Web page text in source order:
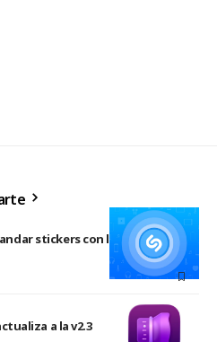
stickers con la nueva
a la v2.3